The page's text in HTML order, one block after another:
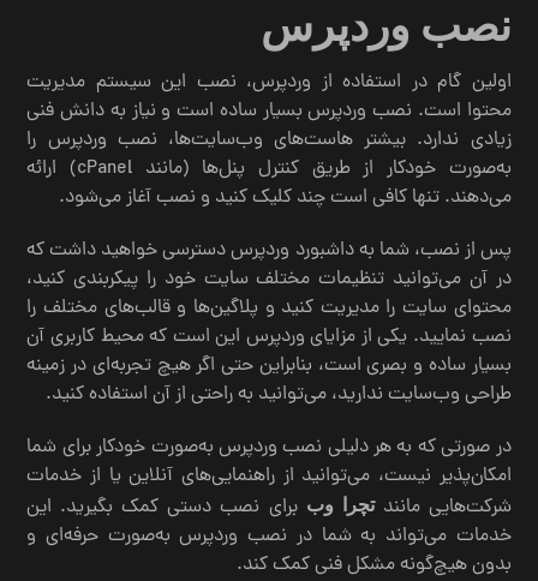
نصب وردپرس
اولین گام در استفاده از وردپرس، نصب این سیستم مدیریت
محتوا است. نصب وردپرس بسیار ساده است و نیاز به دانش فنی
زیادی ندارد. بیشتر هاست‌های وب‌سایت‌ها، نصب وردپرس را
به‌صورت خودکار از طریق کنترل پنل‌ها (مانند cPanel) ارائه
می‌دهند. تنها کافی است چند کلیک کنید و نصب آغاز می‌شود.
پس از نصب، شما به داشبورد وردپرس دسترسی خواهید داشت که
در آن می‌توانید تنظیمات مختلف سایت خود را پیکربندی کنید،
محتوای سایت را مدیریت کنید و پلاگین‌ها و قالب‌های مختلف را
نصب نمایید. یکی از مزایای وردپرس این است که محیط کاربری آن
بسیار ساده و بصری است، بنابراین حتی اگر هیچ تجربه‌ای در زمینه
طراحی وب‌سایت ندارید، می‌توانید به راحتی از آن استفاده کنید.
در صورتی که به هر دلیلی نصب وردپرس به‌صورت خودکار برای شما
امکان‌پذیر نیست، می‌توانید از راهنمایی‌های آنلاین یا از خدمات
شرکت‌هایی مانندتچرا وب برای نصب دستی کمک بگیرید. این
خدمات می‌تواند به شما در نصب وردپرس به‌صورت حرفه‌ای و
بدون هیچ‌گونه مشکل فنی کمک کند.